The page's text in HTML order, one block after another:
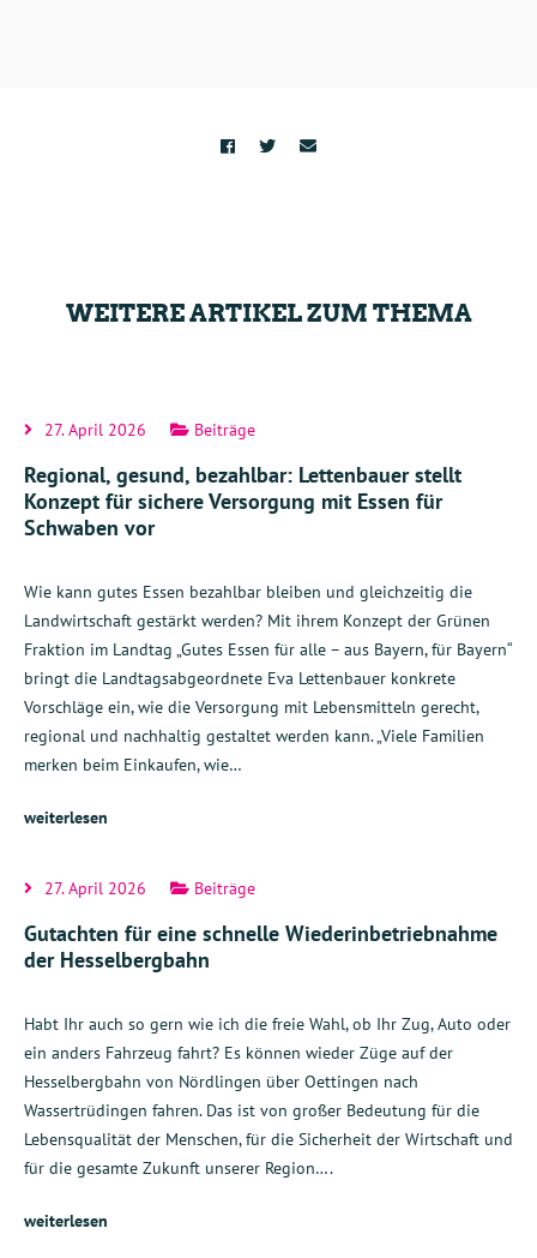
WEITERE ARTIKEL ZUM THEMA
27. April 2026 Beiträge
Regional, gesund, bezahlbar: Lettenbauer stellt
Konzept für sichere Versorgung mit Essen für
Schwaben vor
Wie kann gutes Essen bezahlbar bleiben und gleichzeitig die
Landwirtschaft gestärkt werden? Mit ihrem Konzept der Grünen
Fraktion im Landtag „Gutes Essen für alle – aus Bayern, für Bayern“
bringt die Landtagsabgeordnete Eva Lettenbauer konkrete
Vorschläge ein, wie die Versorgung mit Lebensmitteln gerecht,
regional und nachhaltig gestaltet werden kann. „Viele Familien
merken beim Einkaufen, wie…
weiterlesen
27. April 2026 Beiträge
Gutachten für eine schnelle Wiederinbetriebnahme
der Hesselbergbahn
Habt Ihr auch so gern wie ich die freie Wahl, ob Ihr Zug, Auto oder
ein anders Fahrzeug fahrt? Es können wieder Züge auf der
Hesselbergbahn von Nördlingen über Oettingen nach
Wassertrüdingen fahren. Das ist von großer Bedeutung für die
Lebensqualität der Menschen, für die Sicherheit der Wirtschaft und
für die gesamte Zukunft unserer Region….
weiterlesen